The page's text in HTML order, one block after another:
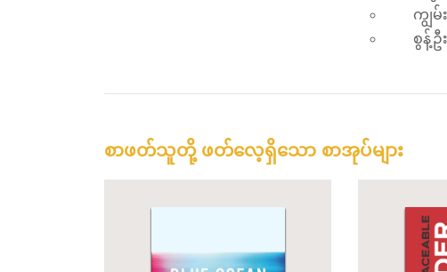
ကျွမ်း
စွန့်ဦး
စာဖတ်သူတို့ ဖတ်လေ့ရှိသော စာအုပ်များ